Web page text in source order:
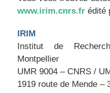
www.irim.cnrs.frédité
IRIM
Institut de
Montpellier
UMR 9004 – CNRS /
1919 route de Mende –